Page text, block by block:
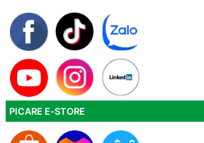
PICARE E-STORE